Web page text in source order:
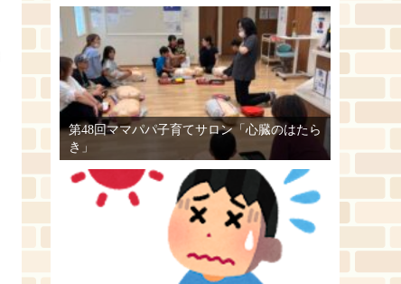
第48回ママパパ子育てサロン「心臓のはたら
き」